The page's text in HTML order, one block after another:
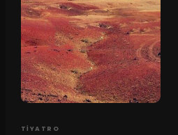
TIYATRO